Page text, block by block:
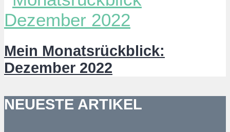
Mein Monatsrückblick:
Dezember 2022
NEUESTE ARTIKEL